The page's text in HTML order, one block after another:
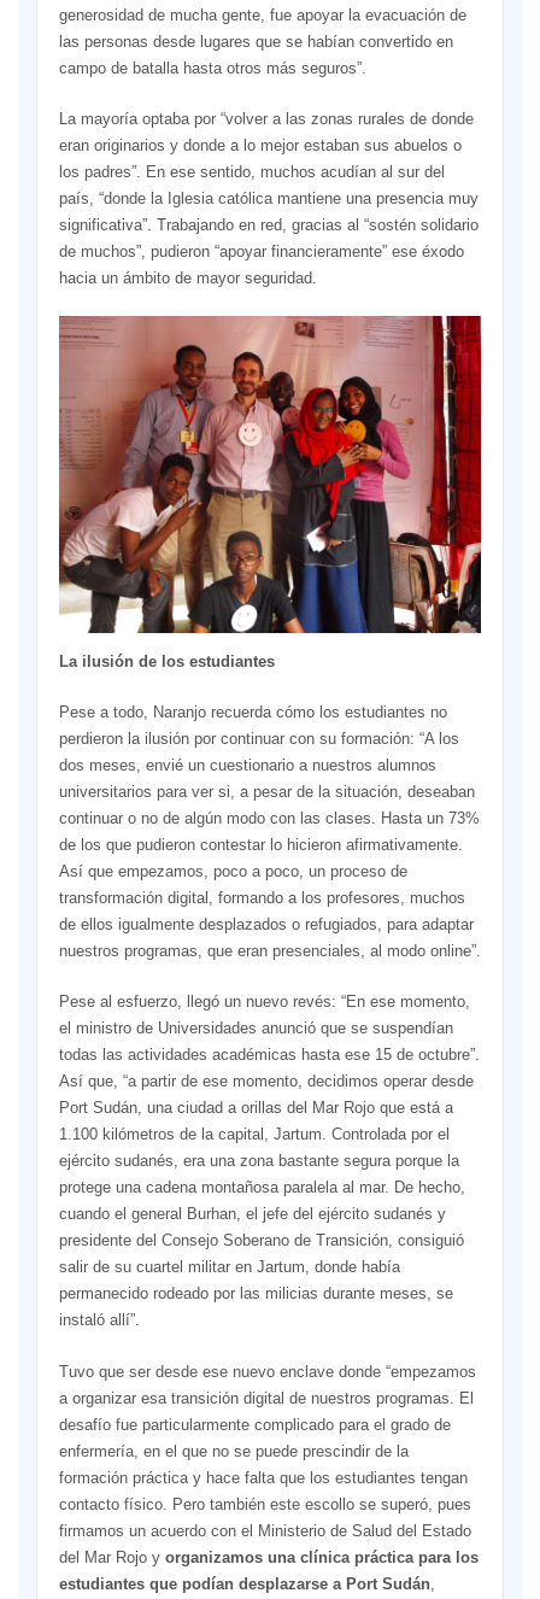
generosidad de mucha gente, fue apoyar la evacuación de
las personas desde lugares que se habían convertido en
campo de batalla hasta otros más seguros”.
La mayoría optaba por “volver a las zonas rurales de donde
eran originarios y donde a lo mejor estaban sus abuelos o
los padres”. En ese sentido, muchos acudían al sur del
país, “donde la Iglesia católica mantiene una presencia muy
significativa”. Trabajando en red, gracias al “sostén solidario
de muchos”, pudieron “apoyar financieramente” ese éxodo
hacia un ámbito de mayor seguridad.
La ilusión de los estudiantes
Pese a todo, Naranjo recuerda cómo los estudiantes no
perdieron la ilusión por continuar con su formación: “A los
dos meses, envié un cuestionario a nuestros alumnos
universitarios para ver si, a pesar de la situación, deseaban
continuar o no de algún modo con las clases. Hasta un 73%
de los que pudieron contestar lo hicieron afirmativamente.
Así que empezamos, poco a poco, un proceso de
transformación digital, formando a los profesores, muchos
de ellos igualmente desplazados o refugiados, para adaptar
nuestros programas, que eran presenciales, al modo online”.
Pese al esfuerzo, llegó un nuevo revés: “En ese momento,
el ministro de Universidades anunció que se suspendían
todas las actividades académicas hasta ese 15 de octubre”.
Así que, “a partir de ese momento, decidimos operar desde
Port Sudán, una ciudad a orillas del Mar Rojo que está a
1.100 kilómetros de la capital, Jartum. Controlada por el
ejército sudanés, era una zona bastante segura porque la
protege una cadena montañosa paralela al mar. De hecho,
cuando el general Burhan, el jefe del ejército sudanés y
presidente del Consejo Soberano de Transición, consiguió
salir de su cuartel militar en Jartum, donde había
permanecido rodeado por las milicias durante meses, se
instaló allí”.
Tuvo que ser desde ese nuevo enclave donde “empezamos
a organizar esa transición digital de nuestros programas. El
desafío fue particularmente complicado para el grado de
enfermería, en el que no se puede prescindir de la
formación práctica y hace falta que los estudiantes tengan
contacto físico. Pero también este escollo se superó, pues
firmamos un acuerdo con el Ministerio de Salud del Estado
del Mar Rojo y organizamos una clínica práctica para los
estudiantes que podían desplazarse a Port Sudán,